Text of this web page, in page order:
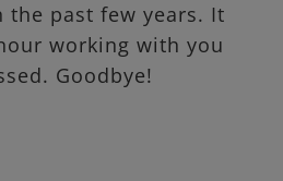
the past few years. It
working with you
Goodbye!